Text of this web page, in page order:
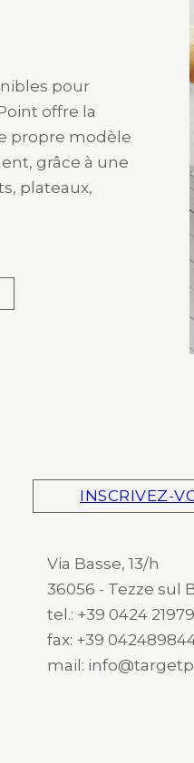
pour
offre la
propre modèle
grâce à une
plateaux,
INSCRIVEZ-
Via Basse, 13/h
36056 - Tezze sul
tel.: +39 0424
fax: +39
mail: